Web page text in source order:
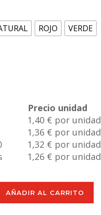
ROJO VERDE
Precio unidad
1,40 € por unidad
1,36 € por unidad
1,32 € por unidad
1,26 € por unidad
AÑADIR AL CARRITO